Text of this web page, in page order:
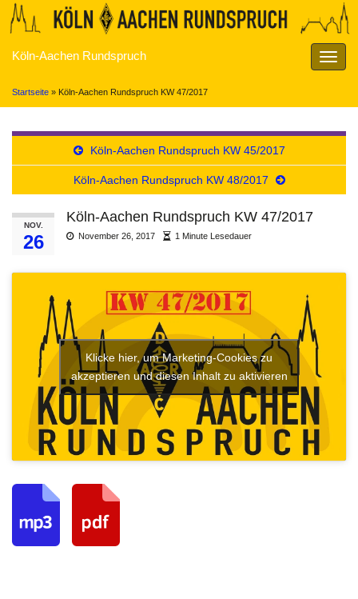
Köln-Aachen Rundspruch
Startseite » Köln-Aachen Rundspruch KW 47/2017
Köln-Aachen Rundspruch KW 45/2017
Köln-Aachen Rundspruch KW 48/2017
NOV.
26
Köln-Aachen Rundspruch KW 47/2017
November 26, 2017 1 Minute Lesedauer
Klicke hier, um Marketing-Cookies zu
akzeptieren und diesen Inhalt zu aktivieren